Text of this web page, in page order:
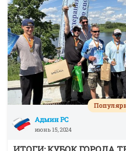
Админ РС
июнь 15, 2024